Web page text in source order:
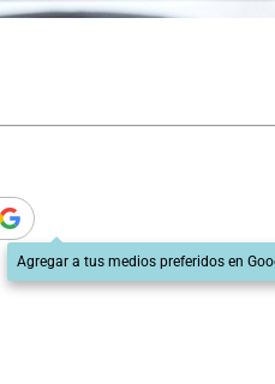
Agregar a tus medios preferidos en